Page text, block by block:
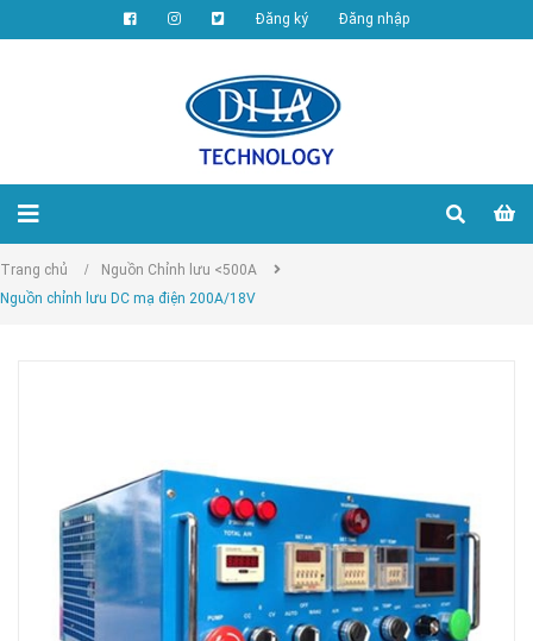
Đăng ký Đăng nhập
Trang chủ /
Nguồn Chỉnh lưu <500A
Nguồn chỉnh lưu DC mạ điện 200A/18V